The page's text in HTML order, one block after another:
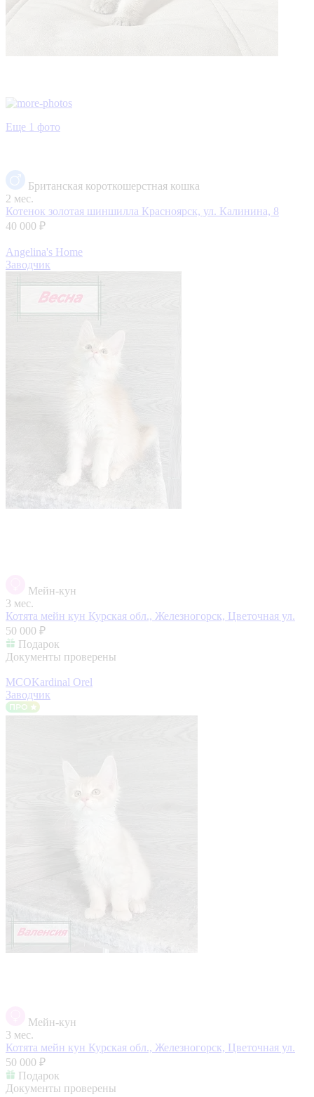
Еще 1 фото
Британская короткошерстная кошка
2 мес.
Котенок золотая шиншилла Красноярск, ул. Калинина, 8
40 000 ₽
Angelina's Home
Заводчик
Мейн-кун
3 мес.
Котята мейн кун Курская обл., Железногорск, Цветочная ул.
50 000 ₽
Подарок
Документы проверены
MCOKardinal Orel
Заводчик
Мейн-кун
3 мес.
Котята мейн кун Курская обл., Железногорск, Цветочная ул.
50 000 ₽
Подарок
Документы проверены